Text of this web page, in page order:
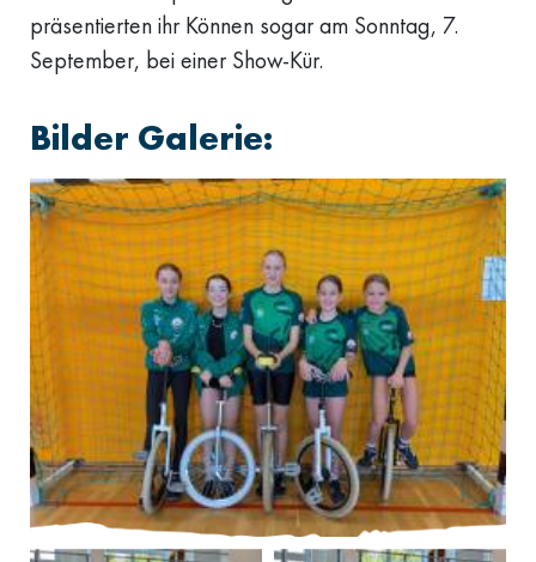
präsentierten ihr Können sogar am Sonntag, 7.
September, bei einer Show-Kür.
Bilder Galerie: